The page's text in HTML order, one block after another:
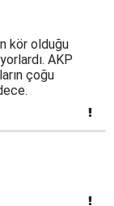
kör olduğu
AKP
çoğu